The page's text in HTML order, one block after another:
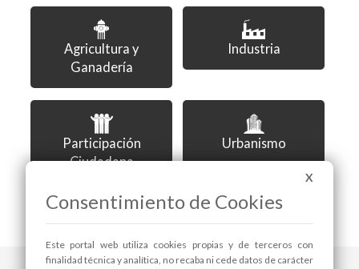
Agricultura y
Ganadería
Industria
Participación
Ciudadana
Urbanismo
X
Consentimiento de Cookies
Este portal web utiliza cookies propias y de terceros con
finalidad técnica y analítica, no recaba ni cede datos de carácter